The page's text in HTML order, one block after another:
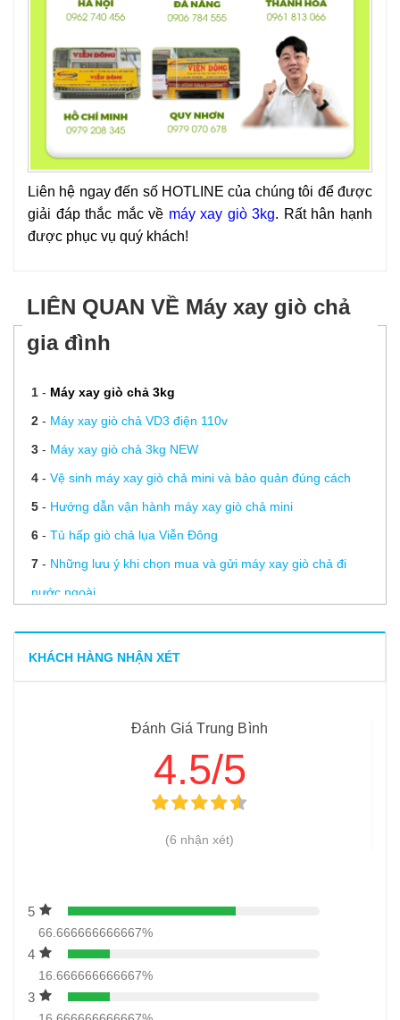
Liên hệ ngay đến số HOTLINE của chúng tôi để được
giải đáp thắc mắc về máy xay giò 3kg. Rất hân hạnh
được phục vụ quý khách!
LIÊN QUAN VỀ Máy xay giò chả
gia đình
1- Máy xay giò chả 3kg
2- Máy xay giò chả VD3 điện 110v
3- Máy xay giò chả 3kg NEW
4- Vệ sinh máy xay giò chả mini và bảo quản đúng cách
5- Hướng dẫn vận hành máy xay giò chả mini
6- Tủ hấp giò chả lụa Viễn Đông
7- Những lưu ý khi chọn mua và gửi máy xay giò chả đi
nước ngoài
với túi tiền
Phụ gia làm giò và những điều bạn chưa biết đến
3 tác dụng chính của phụ gia làm giò chả
Tiết lộ cho bạn cách làm giò lụa không bị bở chuẩn nhất
KHÁCH HÀNG NHẬN XÉT
Đánh Giá Trung Bình
4.5/5
(6 nhận xét)
5
66.666666666667%
4
16.666666666667%
3